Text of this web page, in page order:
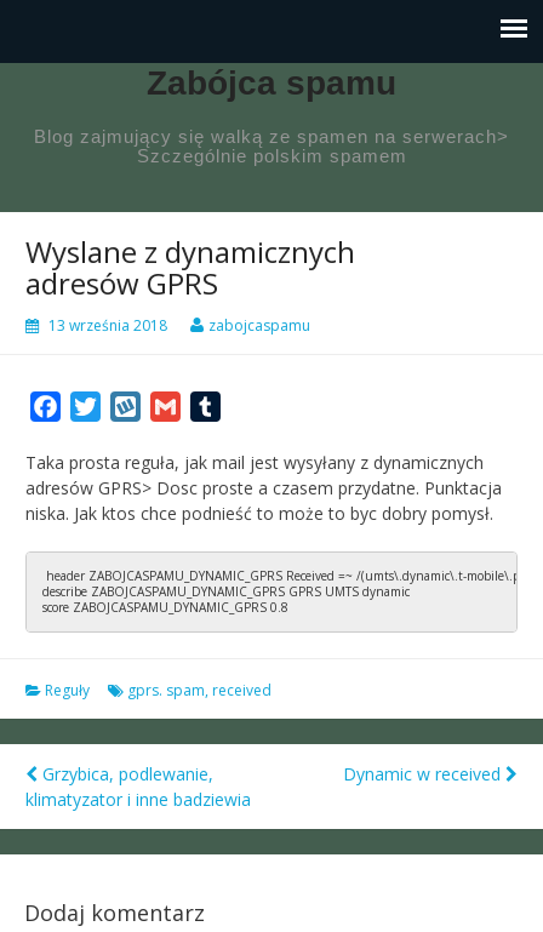
Zabójca spamu
Blog zajmujący się walką ze spamen na serwerach>
Szczególnie polskim spamem
Wyslane z dynamicznych
adresów GPRS
13 września 2018 zabojcaspamu
FacebookTwitterWykopGmail
Taka prosta reguła, jak mail jest wysyłany z dynamicznych
adresów GPRS> Dosc proste a czasem przydatne. Punktacja
niska. Jak ktos chce podnieść to może to byc dobry pomysł.
header ZABOJCASPAMU_DYNAMIC_GPRS Received =~ /(umts\.dynamic\.t-
describe ZABOJCASPAMU_DYNAMIC_GPRS GPRS UMTS dynamic
score ZABOJCASPAMU_DYNAMIC_GPRS 0.8
Reguły gprs. spam, received
Post
navigation
Grzybica, podlewanie,
klimatyzator i inne badziewia
Dynamic w received
Dodaj komentarz